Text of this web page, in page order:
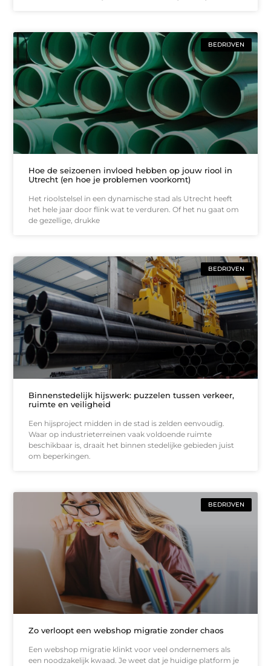
BEDRIJVEN
Hoe de seizoenen invloed hebben op jouw riool in
Utrecht (en hoe je problemen voorkomt)
Het rioolstelsel in een dynamische stad als Utrecht heeft
het hele jaar door flink wat te verduren. Of het nu gaat om
de gezellige, drukke
BEDRIJVEN
Binnenstedelijk hijswerk: puzzelen tussen verkeer,
ruimte en veiligheid
Een hijsproject midden in de stad is zelden eenvoudig.
Waar op industrieterreinen vaak voldoende ruimte
beschikbaar is, draait het binnen stedelijke gebieden juist
om beperkingen.
BEDRIJVEN
Zo verloopt een webshop migratie zonder chaos
Een webshop migratie klinkt voor veel ondernemers als
een noodzakelijk kwaad. Je weet dat je huidige platform je